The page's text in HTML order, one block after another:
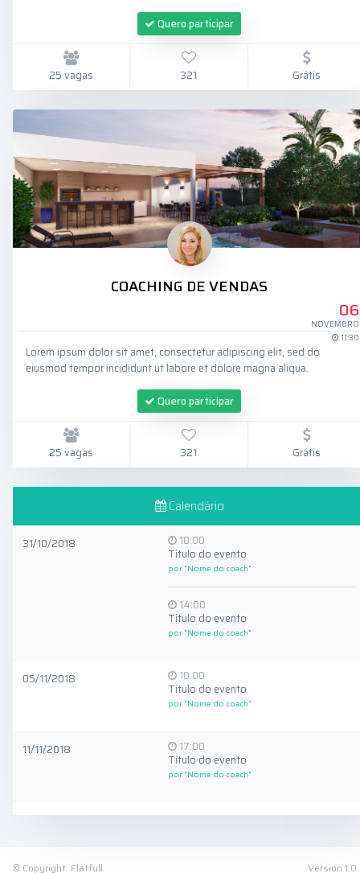
Quero participar
25 vagas 321 Grátis
COACHING DE VENDAS
06
NOVEMBRO
11:30
Lorem ipsum dolor sit amet, consectetur adipiscing elit, sed do
eiusmod tempor incididunt ut labore et dolore magna aliqua.
Quero participar
25 vagas 321 Grátis
Calendário
31/10/2018
10:00
Título do evento
por "Nome do coach"
14:00
Título do evento
por "Nome do coach"
05/11/2018
10:00
Título do evento
por "Nome do coach"
11/11/2018
17:00
Título do evento
por "Nome do coach"
© Copyright. Flatfull Version